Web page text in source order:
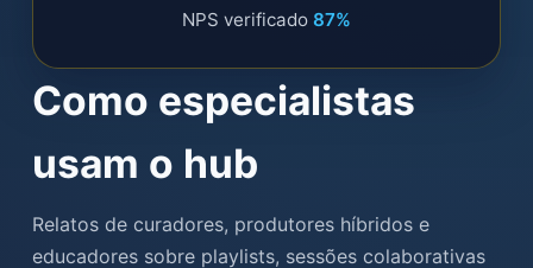
NPS verificado 87%
Como especialistas
usam o hub
Relatos de curadores, produtores híbridos e
educadores sobre playlists, sessões colaborativas